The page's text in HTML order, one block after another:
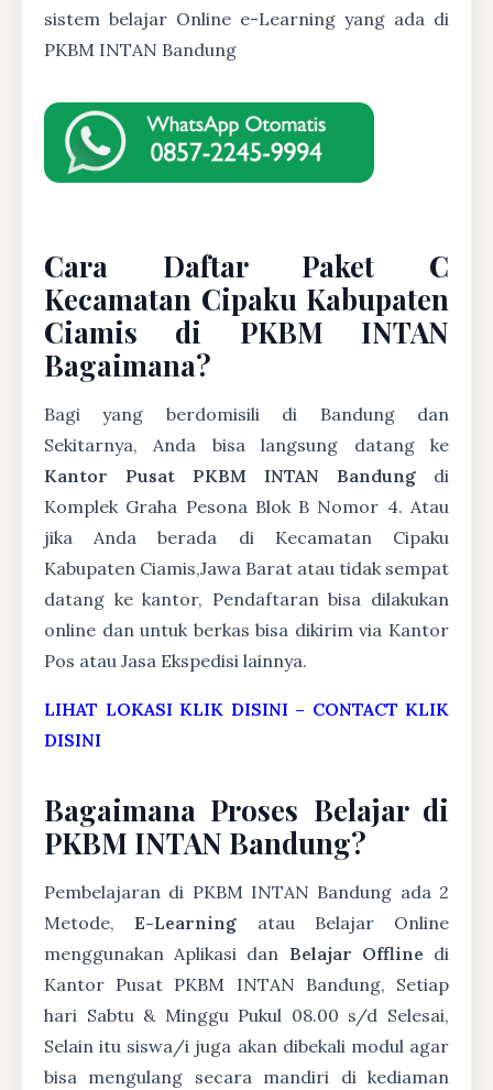
sistem belajar Online e-Learning yang ada di
PKBM INTAN Bandung
Cara Daftar Paket C
Kecamatan Cipaku Kabupaten
Ciamis di PKBM INTAN
Bagaimana?
Bagi yang berdomisili di Bandung dan
Sekitarnya, Anda bisa langsung datang ke
Kantor Pusat PKBM INTAN Bandung di
Komplek Graha Pesona Blok B Nomor 4. Atau
jika Anda berada di Kecamatan Cipaku
Kabupaten Ciamis,Jawa Barat atau tidak sempat
datang ke kantor, Pendaftaran bisa dilakukan
online dan untuk berkas bisa dikirim via Kantor
Pos atau Jasa Ekspedisi lainnya.
LIHAT LOKASI KLIK DISINI – CONTACT KLIK
DISINI
Bagaimana Proses Belajar di
PKBM INTAN Bandung?
Pembelajaran di PKBM INTAN Bandung ada 2
Metode,E-Learning atau Belajar Online
menggunakan Aplikasi dan Belajar Offline di
Kantor Pusat PKBM INTAN Bandung, Setiap
hari Sabtu & Minggu Pukul 08.00 s/d Selesai,
Selain itu siswa/i juga akan dibekali modul agar
bisa mengulang secara mandiri di kediaman